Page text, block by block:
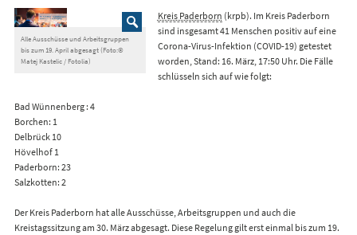
Alle Ausschüsse und Arbeitsgruppen
bis zum 19. April abgesagt (Foto:©
Matej Kastelic / Fotolia)
Kreis Paderborn (krpb). Im Kreis Paderborn
sind insgesamt 41 Menschen positiv auf eine
Corona-Virus-Infektion (COVID-19) getestet
worden, Stand: 16. März, 17:50 Uhr. Die Fälle
schlüsseln sich auf wie folgt:
Bad Wünnenberg : 4
Borchen: 1
Delbrück 10
Hövelhof 1
Paderborn: 23
Salzkotten: 2
Der Kreis Paderborn hat alle Ausschüsse, Arbeitsgruppen und auch die
Kreistagssitzung am 30. März abgesagt. Diese Regelung gilt erst einmal bis zum 19.